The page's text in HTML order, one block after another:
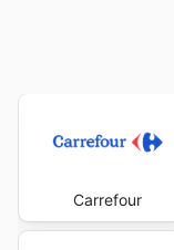
Carrefour